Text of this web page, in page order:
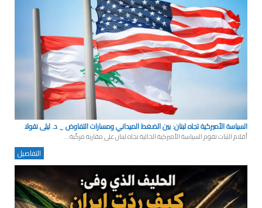
السياسة الأميركية تجاه لبنان: بين الضغط الميداني ومسارات التفاوض _ د. ليلى نقولا
أقلام الثبات تقوم السياسة الأميركية الحالية تجاه لبنان على مقاربة مركّبة ...
التفاصيل